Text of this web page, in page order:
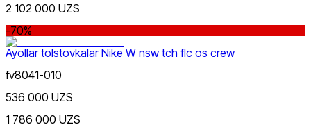
Qora
2 102 000 UZS
-70%
Ayollar tolstovkalar Nike W nsw tch flc os crew
fv8041-010
536 000 UZS
1 786 000 UZS